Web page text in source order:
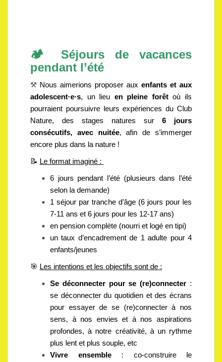
🏕️ Séjours de vacances
pendant l’été
⚒️ Nous aimerions proposer aux enfants et aux
adolescent·e·s, un lieu en pleine forêtoù ils
pourraient poursuivre leurs expériences du Club
Nature, des stages natures sur 6 jours
consécutifs, avec nuitée, afin de s’immerger
encore plus dans la nature !
📝 Le format imaginé :
6 jours pendant l’été (plusieurs dans l’été
selon la demande)
1 séjour par tranche d’âge (6 jours pour les
7-11 ans et 6 jours pour les 12-17 ans)
en pension complète (nourri et logé en tipi)
un taux d’encadrement de 1 adulte pour 4
enfants/jeunes
🎯 Les intentions et les objectifs sont de :
Se déconnecter pour se (re)connecter :
se déconnecter du quotidien et des écrans
pour essayer de se (re)connecter à nos
sens, à nos envies et à nos aspirations
profondes, à notre créativité, à un rythme
plus lent et plus souple, etc
Vivre ensemble: co-construire le